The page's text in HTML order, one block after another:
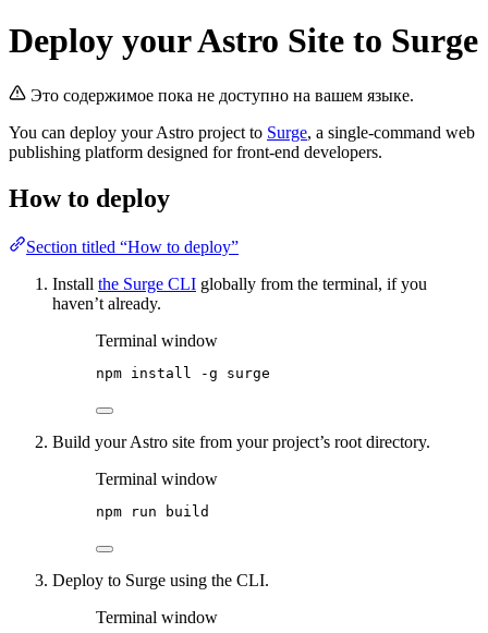
Deploy your Astro Site to Surge
Это содержимое пока не доступно на вашем языке.
You can deploy your Astro project to Surge, a single-command web
publishing platform designed for front-end developers.
How to deploy
Section titled “How to deploy”
Install the Surge CLI globally from the terminal, if you
haven’t already.
Terminal window
npm install -g surge
Build your Astro site from your project’s root directory.
Terminal window
npm run build
Deploy to Surge using the CLI.
Terminal window